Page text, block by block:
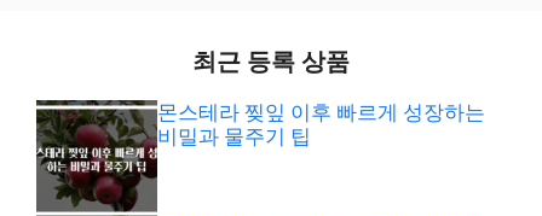
최근 등록 상품
몬스테라 찢잎 이후 빠르게 성장하는
비밀과 물주기 팁